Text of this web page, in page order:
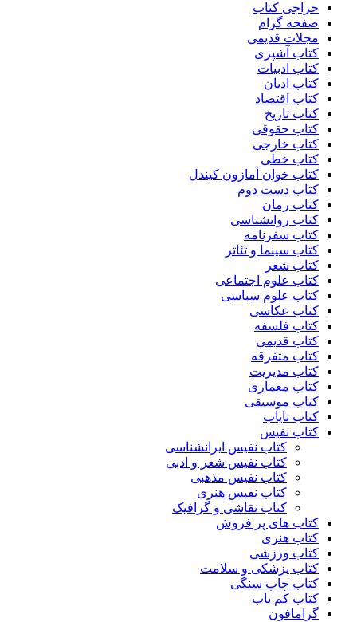
حراجی کتاب
صفحه گرام
مجلات قدیمی
کتاب آشپزی
کتاب ادبیات
کتاب ادیان
کتاب اقتصاد
کتاب تاریخ
کتاب حقوقی
کتاب خارجی
کتاب خطی
کتاب خوان آمازون کیندل
کتاب دست دوم
کتاب رمان
کتاب روانشناسی
کتاب سفرنامه
کتاب سینما و تئاتر
کتاب شعر
کتاب علوم اجتماعی
کتاب علوم سیاسی
کتاب عکاسی
کتاب فلسفه
کتاب قدیمی
کتاب متفرقه
کتاب مدیریت
کتاب معماری
کتاب موسیقی
کتاب نایاب
کتاب نفیس
کتاب نفیس ایرانشناسی
کتاب نفیس شعر و ادبی
کتاب نفیس مذهبی
کتاب نفیس هنری
کتاب نقاشی و گرافیک
کتاب های پر فروش
کتاب هنری
کتاب ورزشی
کتاب پزشکی و سلامت
کتاب چاپ سنگی
کتاب کم یاب
گرامافون